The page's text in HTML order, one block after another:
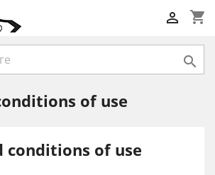
shopping_cart


of use
conditions of use